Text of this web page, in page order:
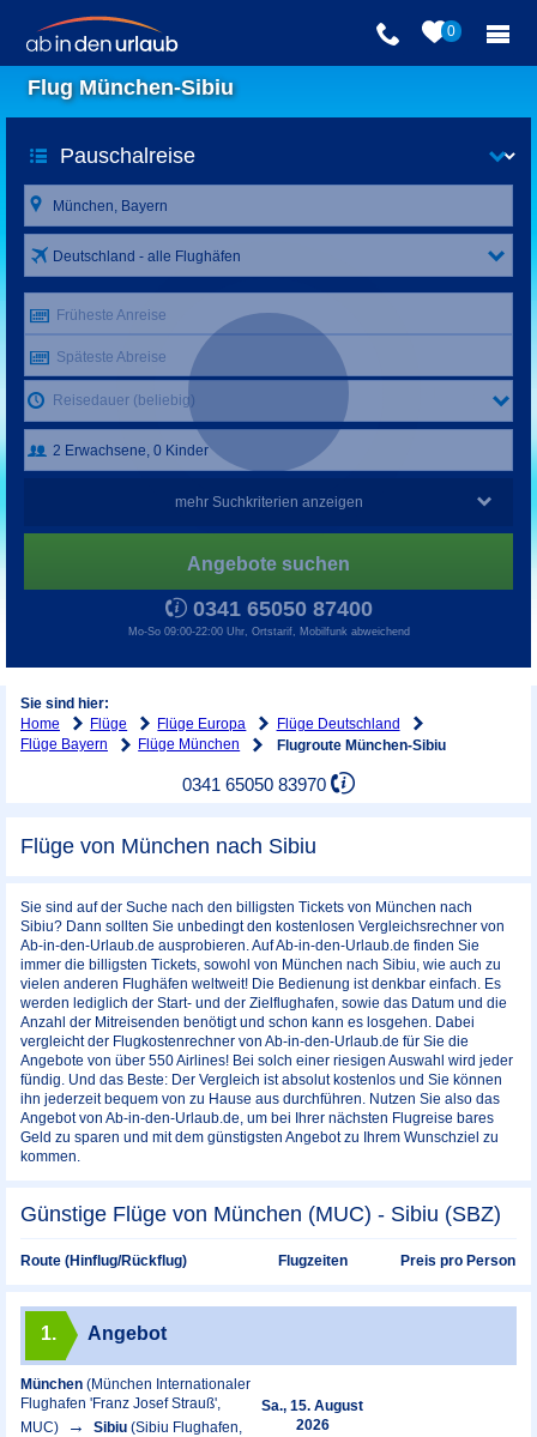
0
Flug München-Sibiu
Deutschland - alle Flughäfen
Früheste Anreise
Späteste Abreise
Reisedauer (beliebig)
mehr Suchkriterien anzeigen
Angebote suchen
0341 65050 87400
Mo-So 09:00-22:00 Uhr, Ortstarif, Mobilfunk abweichend
Sie sind hier:
Home
Flüge Flüge Europa
Flüge Deutschland
Flüge Bayern
Flüge München Flugroute München-Sibiu
0341 65050 83970
Flüge von München nach Sibiu
Sie sind auf der Suche nach den billigsten Tickets von München nach
Sibiu? Dann sollten Sie unbedingt den kostenlosen Vergleichsrechner von
Ab-in-den-Urlaub.de ausprobieren. Auf Ab-in-den-Urlaub.de finden Sie
immer die billigsten Tickets, sowohl von München nach Sibiu, wie auch zu
vielen anderen Flughäfen weltweit! Die Bedienung ist denkbar einfach. Es
werden lediglich der Start- und der Zielflughafen, sowie das Datum und die
Anzahl der Mitreisenden benötigt und schon kann es losgehen. Dabei
vergleicht der Flugkostenrechner von Ab-in-den-Urlaub.de für Sie die
Angebote von über 550 Airlines! Bei solch einer riesigen Auswahl wird jeder
fündig. Und das Beste: Der Vergleich ist absolut kostenlos und Sie können
ihn jederzeit bequem von zu Hause aus durchführen. Nutzen Sie also das
Angebot von Ab-in-den-Urlaub.de, um bei Ihrer nächsten Flugreise bares
Geld zu sparen und mit dem günstigsten Angebot zu Ihrem Wunschziel zu
kommen.
Günstige Flüge von München (MUC) - Sibiu (SBZ)
Route (Hinflug/Rückflug) Flugzeiten Preis pro Person
1. Angebot
München (München Internationaler
Flughafen 'Franz Josef Strauß',
MUC)
Sibiu (Sibiu Flughafen,
Sa., 15. August
2026